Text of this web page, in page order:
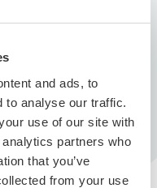
and ads, to
to analyse our traffic.
use of our site with
partners who
that you’ve
from your use
af skærmen skal du
søgetekst til, og
til højre.